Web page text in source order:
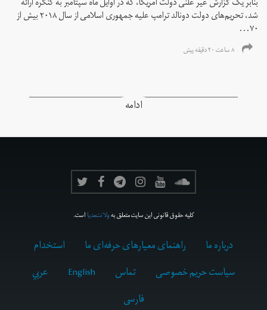
شد، تحریم‌های دولت دونالد ترامپ علیه جمهوری اسلامی از سال ۲۰۱۸ بیش از
۷۰...
۸ ساعت ۲۰ دقیقه پیش
ادامه
کلیه حقوق قانونی این سایت متعلق بهولانت‌مدیااست.
درباره ما راهنمای معیارهای حرفه‌ای ما
استخدام
سیاست حریم خصوصی
تماس English
عربي
فارسى